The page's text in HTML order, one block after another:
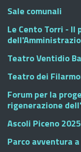
Sale comunali
Le Cento Torri -
Teatro Ventidio
Teatro dei
Forum per la
rigenerazione
Ascoli Piceno
Parco avventura